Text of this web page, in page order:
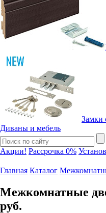
Замки
Диваны и мебель
Акции! Рассрочка 0%
Главная Каталог
Межкомнатные
руб.